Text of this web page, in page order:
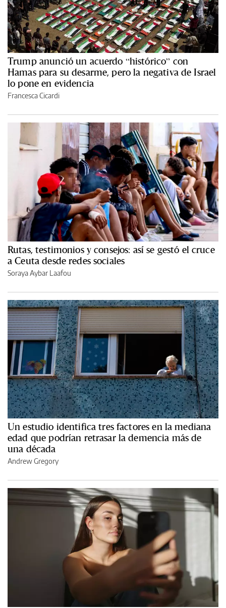
Trump anunció un acuerdo “histórico” con
Hamas para su desarme, pero la negativa de Israel
lo pone en evidencia
Francesca Cicardi
Rutas, testimonios y consejos: así se gestó el cruce
a Ceuta desde redes sociales
Soraya Aybar Laafou
Un estudio identifica tres factores en la mediana
edad que podrían retrasar la demencia más de
una década
Andrew Gregory